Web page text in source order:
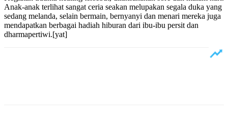
Anak-anak terlihat sangat ceria seakan melupakan segala duka yang
sedang melanda, selain bermain, bernyanyi dan menari mereka juga
mendapatkan berbagai hadiah hiburan dari ibu-ibu persit dan
dharmapertiwi.[yat]